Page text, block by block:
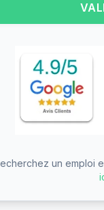
22.45€/jour
14.25€/jour
6.04€/jour
un emploi